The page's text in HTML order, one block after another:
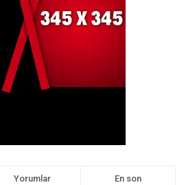
Yorumlar En son